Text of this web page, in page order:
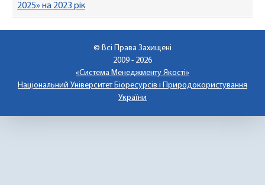
2025» на 2023 рік
© Всі Права Захищені
2009 - 2026
«Система Менеджменту Якості»
Національний Університет Біоресурсів і Природокористування
України